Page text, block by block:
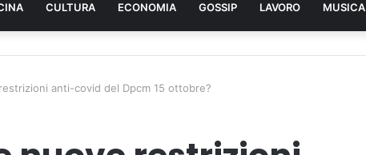
CULTURA ECONOMIA GOSSIP LAVORO MUSICA
anti-covid del Dpcm 15 ottobre?